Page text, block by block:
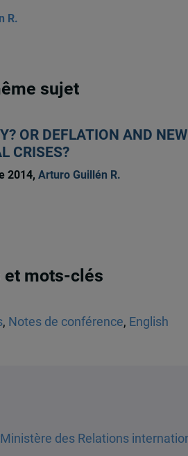
R.
sujet
OR DEFLATION AND NEW
CRISES?
2014, Arturo Guillén R.
et mots-clés
, Notes de conférence, English